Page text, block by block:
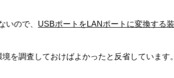
いので、 USBポートをLANポートに変換する
を調査しておけばよかったと反省しています。